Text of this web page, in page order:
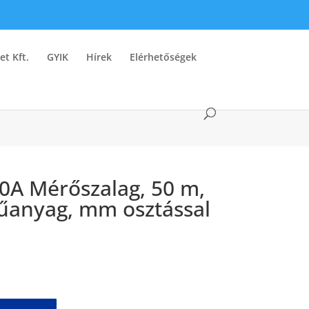
Kft. GYIK Hírek Elérhetőségek
Mérőszalag, 50 m,
mm osztással